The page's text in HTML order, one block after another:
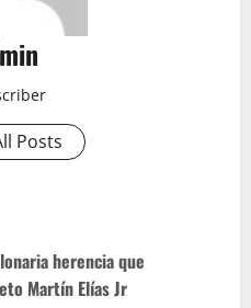
Posts
herencia que
Martín Elías Jr